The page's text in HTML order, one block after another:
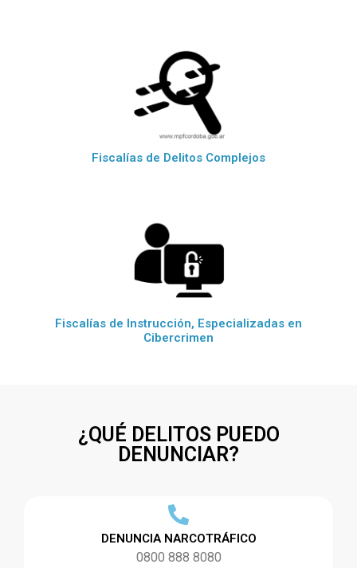
Fiscalías de Delitos Complejos
Fiscalías de Instrucción, Especializadas en
Cibercrimen
¿QUÉ DELITOS PUEDO
DENUNCIAR?
DENUNCIA NARCOTRÁFICO
0800 888 8080